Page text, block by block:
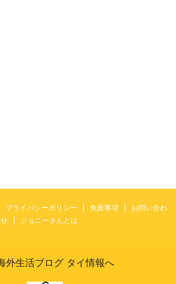
プライバシーポリシー 免責事項
お問い合わ
せ
ジョニーさんとは